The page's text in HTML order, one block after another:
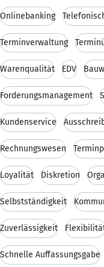
Onlinebanking
Terminverwaltung
Warenqualität EDV
Forderungsmanagement
Kundenservice
Rechnungswesen
Loyalität Diskretion
Selbstständigkeit
Zuverlässigkeit
Schnelle Auffassungsgabe